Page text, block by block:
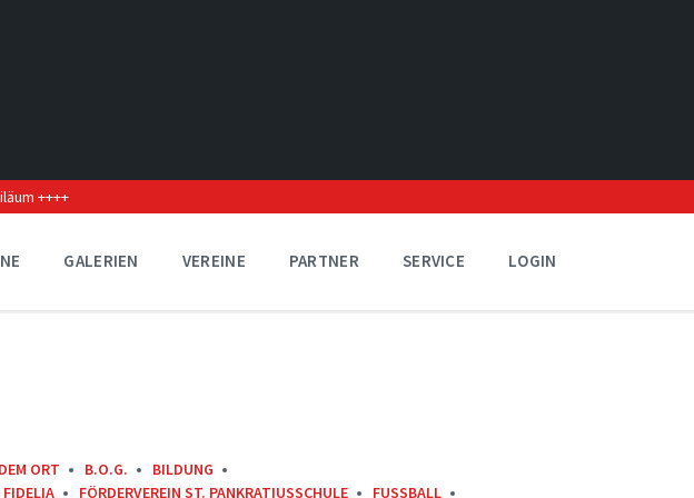
++++
GALERIEN VEREINE PARTNER SERVICE LOGIN
ORT B.O.G.
BILDUNG
FIDELIA FÖRDERVEREIN ST. PANKRATIUSSCHULE
FUSSBALL